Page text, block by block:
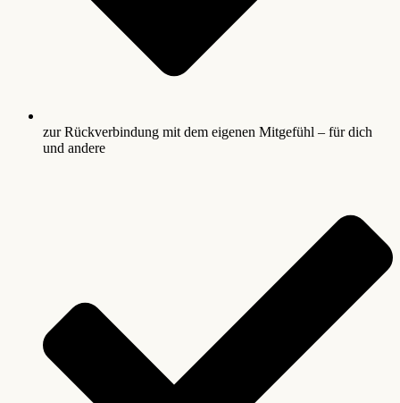
zur Rückverbindung mit dem eigenen Mitgefühl – für dich
und andere